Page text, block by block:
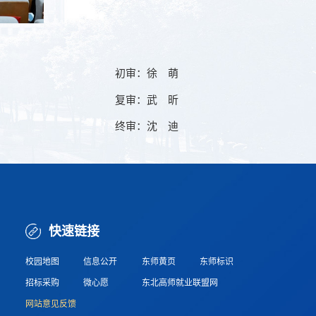
初审：徐 萌
复审：武 昕
终审：沈 迪
快速链接
校园地图 信息公开 东师黄页 东师标识
招标采购 微心愿 东北高师就业联盟网
网站意见反馈